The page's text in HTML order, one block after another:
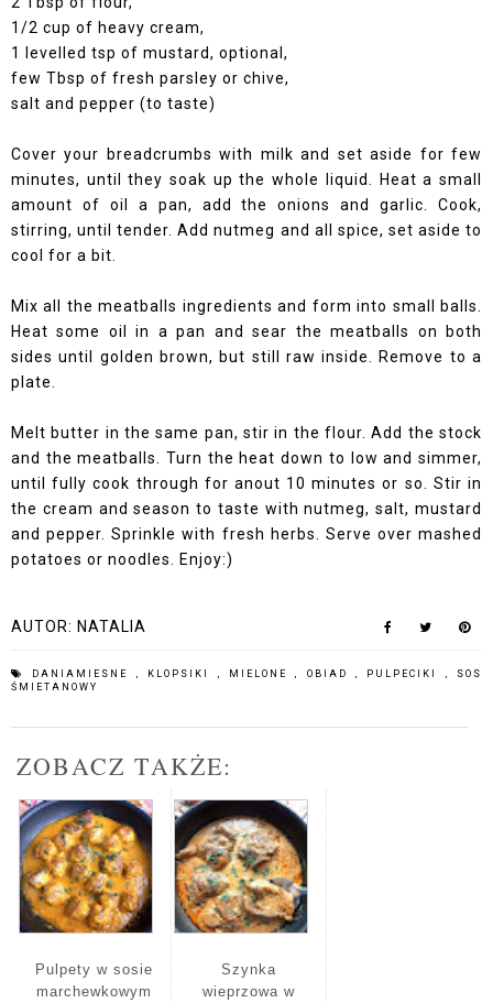
1/2 cup of heavy cream,
1 levelled tsp of mustard, optional,
few Tbsp of fresh parsley or chive,
salt and pepper (to taste)
Cover your breadcrumbs with milk and set aside for few
minutes, until they soak up the whole liquid. Heat a small
amount of oil a pan, add the onions and garlic. Cook,
stirring, until tender. Add nutmeg and all spice, set aside to
cool for a bit.
Mix all the meatballs ingredients and form into small balls.
Heat some oil in a pan and sear the meatballs on both
sides until golden brown, but still raw inside. Remove to a
plate.
Melt butter in the same pan, stir in the flour. Add the stock
and the meatballs. Turn the heat down to low and simmer,
until fully cook through for anout 10 minutes or so. Stir in
the cream and season to taste with nutmeg, salt, mustard
and pepper. Sprinkle with fresh herbs. Serve over mashed
potatoes or noodles. Enjoy:)
AUTOR: NATALIA
DANIAMIESNE KLOPSIKI MIELONE OBIAD PULPECIKI
SOS
ŚMIETANOWY
ZOBACZ TAKŻE:
Pulpety w sosie
marchewkowym
Szynka
wieprzowa w